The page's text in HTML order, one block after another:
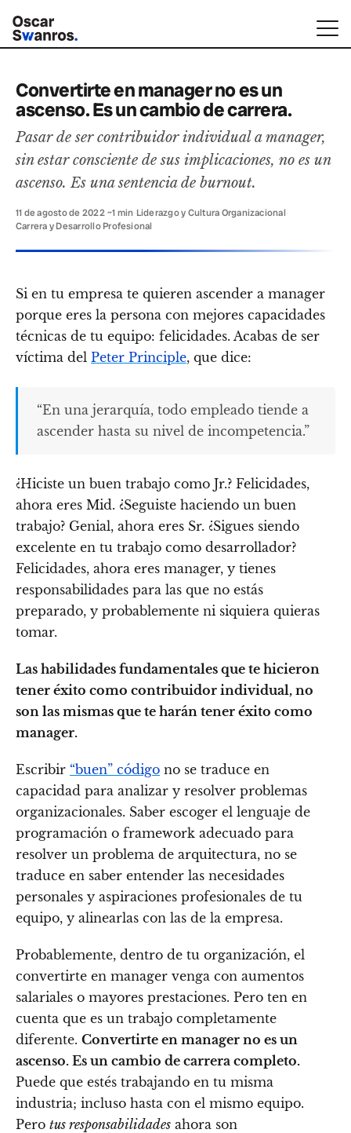
Convertirte en manager no es un
ascenso. Es un cambio de carrera.
Pasar de ser contribuidor individual a manager,
sin estar consciente de sus implicaciones, no es un
ascenso. Es una sentencia de burnout.
11 de agosto de 2022·~1 min Liderazgo y Cultura Organizacional
Carrera y Desarrollo Profesional
Si en tu empresa te quieren ascender a manager
porque eres la persona con mejores capacidades
técnicas de tu equipo: felicidades. Acabas de ser
víctima del Peter Principle, que dice:
“En una jerarquía, todo empleado tiende a
ascender hasta su nivel de incompetencia.”
¿Hiciste un buen trabajo como Jr.? Felicidades,
ahora eres Mid. ¿Seguiste haciendo un buen
trabajo? Genial, ahora eres Sr. ¿Sigues siendo
excelente en tu trabajo como desarrollador?
Felicidades, ahora eres manager, y tienes
responsabilidades para las que no estás
preparado, y probablemente ni siquiera quieras
tomar.
Las habilidades fundamentales que te hicieron
tener éxito como contribuidor individual, no
son las mismas que te harán tener éxito como
manager.
Escribir “buen” código no se traduce en
capacidad para analizar y resolver problemas
organizacionales. Saber escoger el lenguaje de
programación o framework adecuado para
resolver un problema de arquitectura, no se
traduce en saber entender las necesidades
personales y aspiraciones profesionales de tu
equipo, y alinearlas con las de la empresa.
Probablemente, dentro de tu organización, el
convertirte en manager venga con aumentos
salariales o mayores prestaciones. Pero ten en
cuenta que es un trabajo completamente
diferente. Convertirte en manager no es un
ascenso. Es un cambio de carrera completo.
Puede que estés trabajando en tu misma
industria; incluso hasta con el mismo equipo.
Pero tus responsabilidades ahora son